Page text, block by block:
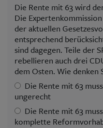
Die Rente mit 63 wird
Die
der aktuellen
entsprechend
sind dagegen. Teile der
rebellieren auch drei
dem Osten. Wie denken
Die Rente mit 63
ungerecht
Die Rente mit 63
komplette